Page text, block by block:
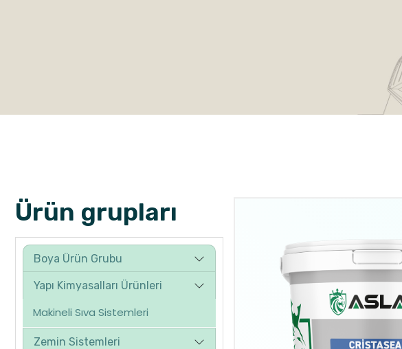
Ürün grupları
Boya Ürün Grubu
Yapı Kimyasalları Ürünleri
Makineli Sıva Sistemleri
Zemin Sistemleri